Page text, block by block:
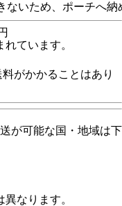
ないため、ポーチへ
ています。
がかかることはあり
が可能な国・地域は下
なります。